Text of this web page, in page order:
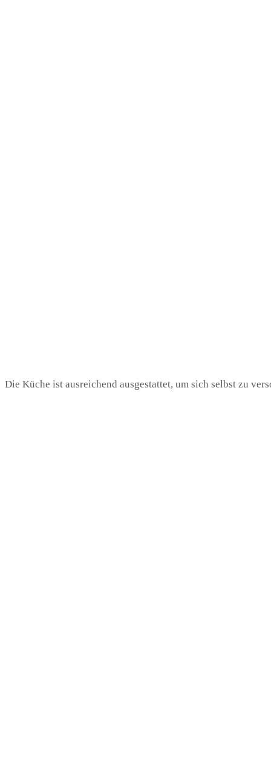
Die Küche ist ausreichend ausgestattet, um sich selbst zu